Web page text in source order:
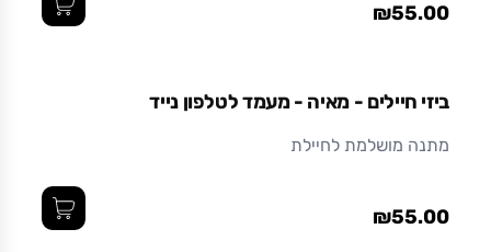
₪55.00
ביזי חיילים - מאיה - מעמד לטלפון נייד
מתנה מושלמת לחיילת
₪55.00